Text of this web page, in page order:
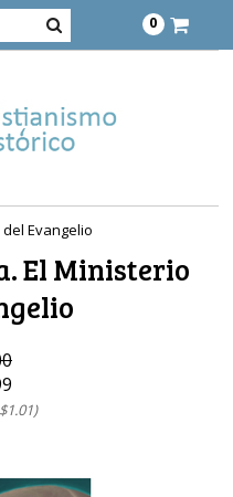
0
Evangelio
El Ministerio
$1.01)